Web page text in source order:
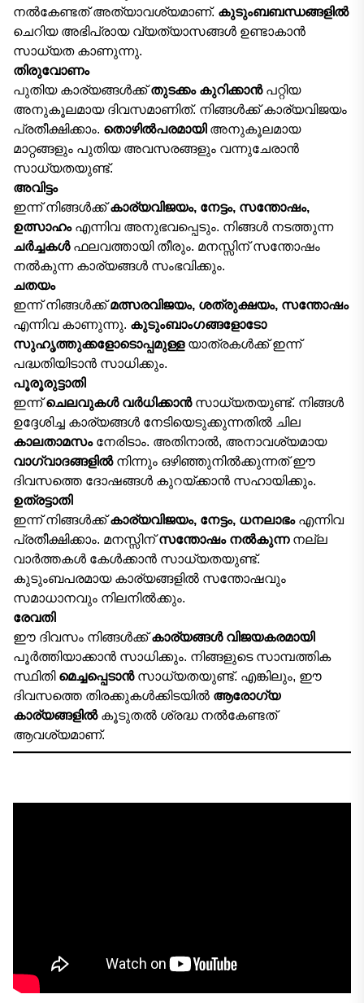
നൽകേണ്ടത് അത്യാവശ്യമാണ്. കുടുംബബന്ധങ്ങളിൽ
ചെറിയ അഭിപ്രായ വ്യത്യാസങ്ങൾ ഉണ്ടാകാൻ
സാധ്യത കാണുന്നു.
തിരുവോണം
പുതിയ കാര്യങ്ങൾക്ക്തുടക്കം കുറിക്കാൻപറ്റിയ
അനുകൂലമായ ദിവസമാണിത്. നിങ്ങൾക്ക് കാര്യവിജയം
പ്രതീക്ഷിക്കാം. തൊഴിൽപരമായിഅനുകൂലമായ
മാറ്റങ്ങളും പുതിയ അവസരങ്ങളും വന്നുചേരാൻ
സാധ്യതയുണ്ട്.
അവിട്ടം
ഇന്ന് നിങ്ങൾക്ക്കാര്യവിജയം, നേട്ടം, സന്തോഷം,
ഉത്സാഹംഎന്നിവ അനുഭവപ്പെടും. നിങ്ങൾ നടത്തുന്ന
ചർച്ചകൾഫലവത്തായി തീരും. മനസ്സിന് സന്തോഷം
നൽകുന്ന കാര്യങ്ങൾ സംഭവിക്കും.
ചതയം
ഇന്ന് നിങ്ങൾക്ക്മത്സരവിജയം, ശത്രുക്ഷയം, സന്തോഷം
എന്നിവ കാണുന്നു. കുടുംബാംഗങ്ങളോടോ
സുഹൃത്തുക്കളോടൊപ്പമുള്ളയാത്രകൾക്ക് ഇന്ന്
പദ്ധതിയിടാൻ സാധിക്കും.
പൂരൂരുട്ടാതി
ഇന്ന്ചെലവുകൾ വർധിക്കാൻസാധ്യതയുണ്ട്. നിങ്ങൾ
ഉദ്ദേശിച്ച കാര്യങ്ങൾ നേടിയെടുക്കുന്നതിൽ ചില
കാലതാമസംനേരിടാം. അതിനാൽ, അനാവശ്യമായ
വാഗ്വാദങ്ങളിൽനിന്നും ഒഴിഞ്ഞുനിൽക്കുന്നത് ഈ
ദിവസത്തെ ദോഷങ്ങൾ കുറയ്ക്കാൻ സഹായിക്കും.
ഉത്രട്ടാതി
ഇന്ന് നിങ്ങൾക്ക്കാര്യവിജയം, നേട്ടം, ധനലാഭംഎന്നിവ
പ്രതീക്ഷിക്കാം. മനസ്സിന്സന്തോഷം നൽകുന്നനല്ല
വാർത്തകൾ കേൾക്കാൻ സാധ്യതയുണ്ട്.
കുടുംബപരമായ കാര്യങ്ങളിൽ സന്തോഷവും
സമാധാനവും നിലനിൽക്കും.
രേവതി
ഈ ദിവസം നിങ്ങൾക്ക്കാര്യങ്ങൾ വിജയകരമായി
പൂർത്തിയാക്കാൻ സാധിക്കും. നിങ്ങളുടെ സാമ്പത്തിക
സ്ഥിതി മെച്ചപ്പെടാൻസാധ്യതയുണ്ട്. എങ്കിലും, ഈ
ദിവസത്തെ തിരക്കുകൾക്കിടയിൽ ആരോഗ്യ
കാര്യങ്ങളിൽകൂടുതൽ ശ്രദ്ധ നൽകേണ്ടത്
ആവശ്യമാണ്.